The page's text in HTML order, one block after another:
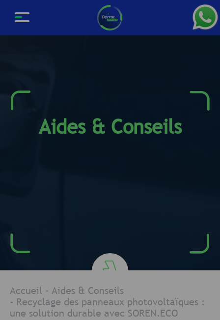
Aides & Conseils
Accueil - Aides & Conseils
- Recyclage des panneaux photovoltaïques :
une solution durable avec SOREN.ECO